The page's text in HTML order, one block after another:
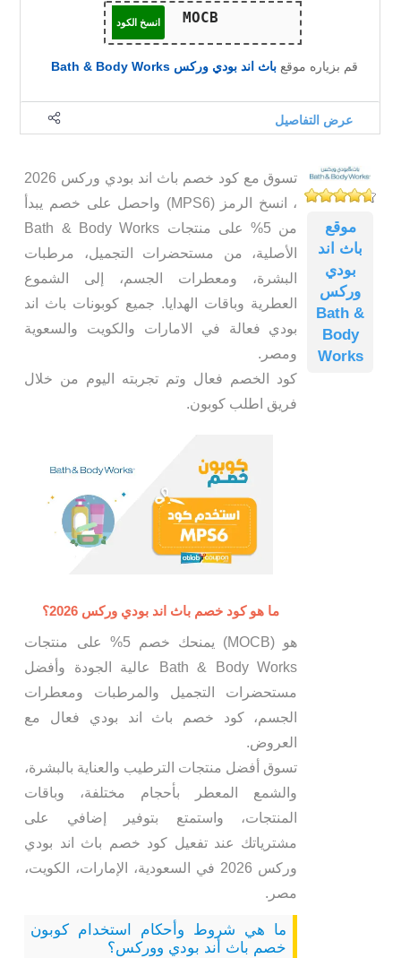
انسخ الكود
قم بزياره موقعباث اند بودي وركس Bath & Body Works
عرض التفاصيل
موقع
باث اند
بودي
وركس
Bath &
Body
Works
تسوق مع كود خصم باث اند بودي وركس 2026
، انسخ الرمز (MPS6) واحصل على خصم يبدأ
من 5% على منتجات Bath & Body Works
الأصلية، من مستحضرات التجميل، مرطبات
البشرة، ومعطرات الجسم، إلى الشموع
العطرية وباقات الهدايا. جميع كوبونات باث اند
بودي فعالة في الامارات والكويت والسعوية
ومصر.
كود الخصم فعال وتم تجربته اليوم من خلال
فريق اطلب كوبون.
ما هو كود خصم باث اند بودي وركس 2026؟
هو (MOCB) يمنحك خصم 5% على منتجات
Bath & Body Works عالية الجودة وأفضل
مستحضرات التجميل والمرطبات ومعطرات
الجسم، كود خصم باث اند بودي فعال مع
العروض.
تسوق أفضل منتجات الترطيب والعناية بالبشرة،
والشمع المعطر بأحجام مختلفة، وباقات
المنتجات، واستمتع بتوفير إضافي على
مشترياتك عند تفعيل كود خصم باث اند بودي
وركس 2026
في السعودية، الإمارات، الكويت،
مصر.
ما هي شروط وأحكام استخدام كوبون
خصم باث أند بودي ووركس؟